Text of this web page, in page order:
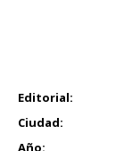
Editorial:
Ciudad: